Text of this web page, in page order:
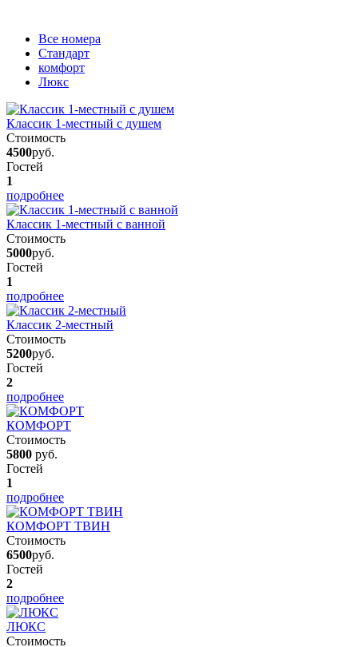
Вcе номера
Стандарт
комфорт
Люкс
Классик 1-местный с душем
Стоимость
4500руб.
Гостей
1
подробнее
Классик 1-местный с ванной
Стоимость
5000руб.
Гостей
1
подробнее
Классик 2-местный
Стоимость
5200руб.
Гостей
2
подробнее
КОМФОРТ
Стоимость
5800 руб.
Гостей
1
подробнее
КОМФОРТ ТВИН
Стоимость
6500руб.
Гостей
2
подробнее
ЛЮКС
Стоимость